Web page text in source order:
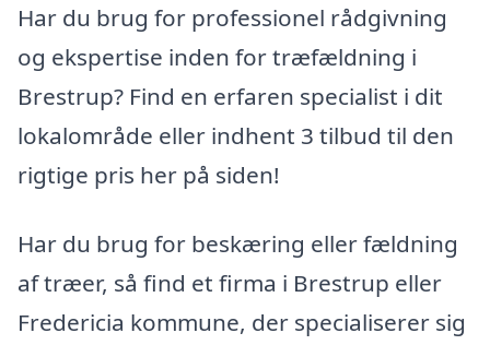
Har du brug for professionel rådgivning
og ekspertise inden for træfældning i
Brestrup? Find en erfaren specialist i dit
lokalområde eller indhent 3 tilbud til den
rigtige pris her på siden!
Har du brug for beskæring eller fældning
af træer, så find et firma i Brestrup eller
Fredericia kommune, der specialiserer sig